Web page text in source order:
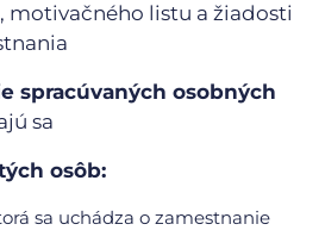
motivačného listu a žiadosti
spracúvaných osobných
sa
osôb:
sa uchádza o zamestnanie